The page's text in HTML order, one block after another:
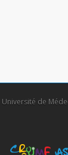
Université de